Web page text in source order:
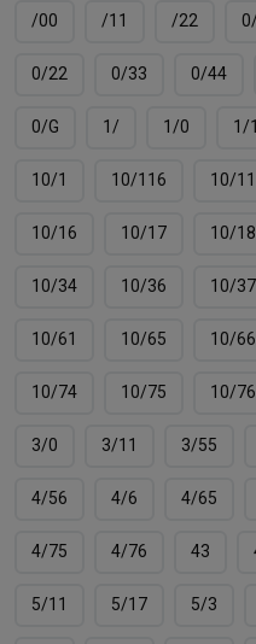
/00
/11 /22
0/22 0/33 0/44
0/G 1/ 1/0 1/
10/1 10/116 10/
10/16 10/17 10/18
10/34 10/36 10/37
10/61 10/65 10/66
10/74 10/75 10/76
3/0 3/11 3/55
4/56 4/6 4/65
4/75 4/76 43
5/11 5/17 5/3